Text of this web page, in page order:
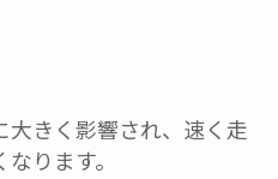
きく影響され、速く走
ります。